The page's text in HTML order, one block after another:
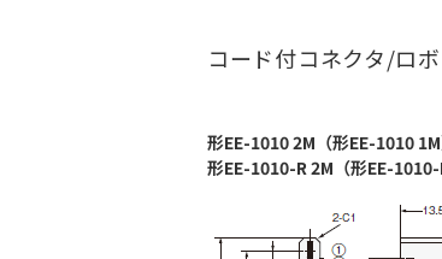
コード付コネクタ/ロ
形EE-1010 2M（形EE-1010 1M
形EE-1010-R 2M（形EE-1010-